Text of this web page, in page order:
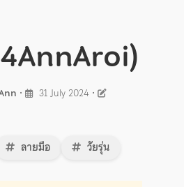
• 31 July 2024 •
ลายมือ วัยรุ่น